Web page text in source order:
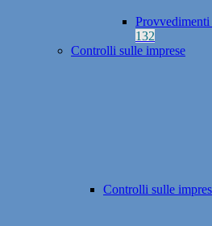
132
Controlli sulle imprese
Controlli sulle